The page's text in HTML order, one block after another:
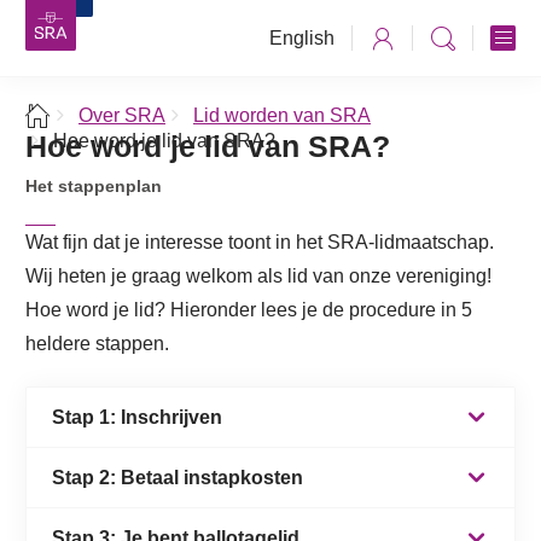
English
Over SRA
Lid worden van SRA
Hoe word je lid van SRA?
Hoe word je lid van SRA?
Het stappenplan
Wat fijn dat je interesse toont in het SRA-lidmaatschap.
Wij heten je graag welkom als lid van onze vereniging!
Hoe word je lid? Hieronder lees je de procedure in 5
heldere stappen.
Stap 1: Inschrijven
Als je interesse hebt in het SRA-lidmaatschap kun
Stap 2: Betaal instapkosten